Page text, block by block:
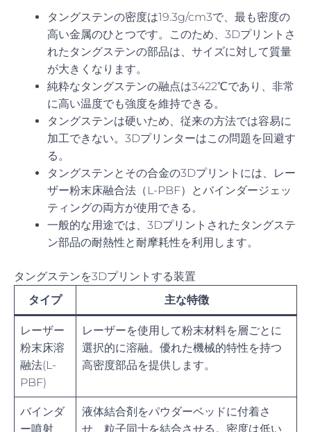
タングステンの密度は19.3g/cm3で、最も密度の
高い金属のひとつです。このため、3Dプリントさ
れたタングステンの部品は、サイズに対して質量
が大きくなります。
純粋なタングステンの融点は3422℃であり、非常
に高い温度でも強度を維持できる。
タングステンは硬いため、従来の方法では容易に
加工できない。3Dプリンターはこの問題を回避す
る。
タングステンとその合金の3Dプリントには、レー
ザー粉末床融合法（L-PBF）とバインダージェッ
ティングの両方が使用できる。
一般的な用途では、3Dプリントされたタングステ
ン部品の耐熱性と耐摩耗性を利用します。
タングステンを3Dプリントする装置
タイプ
主な特徴
レーザー
粉末床溶
融法(L-
PBF)
レーザーを使用して粉末材料を層ごとに
選択的に溶融。優れた機械的特性を持つ
高密度部品を提供します。
バインダ
ー噴射
液体結合剤をパウダーベッドに付着さ
せ、粒子同士を結合させる。密度は低い